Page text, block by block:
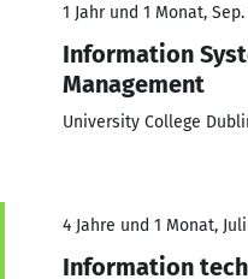
1 Jahr und 1 Monat,
Information
Management
University College
4 Jahre und 1 Monat,
Information